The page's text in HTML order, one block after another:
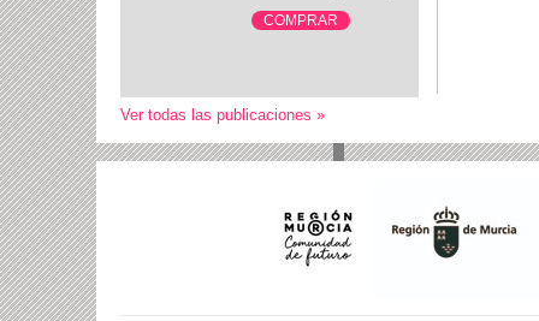
Ver todas las publicaciones »